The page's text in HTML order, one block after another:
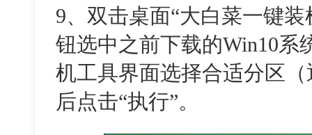
9、双击桌面“大白菜一键
钮选中之前下载的Win10系
机工具界面选择合适分区
后点击“执行”。